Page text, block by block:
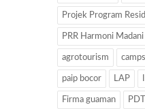
Projek Program
PRR Harmoni
agrotourism
paip bocor LAP
Firma guaman PDT